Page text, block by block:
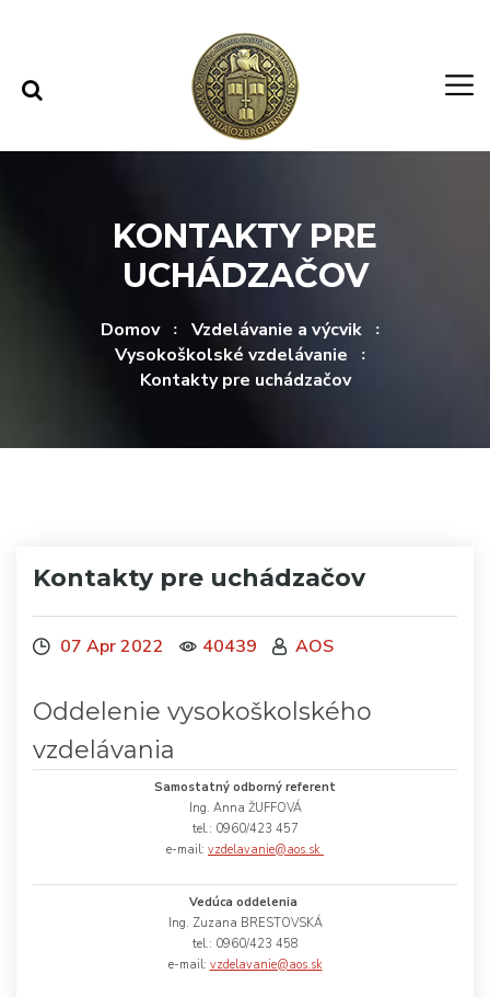
KONTAKTY PRE
UCHÁDZAČOV
Domov
Vzdelávanie a výcvik
Vysokoškolské vzdelávanie
Kontakty pre uchádzačov
Kontakty pre uchádzačov
07 Apr 2022 40439 AOS
Oddelenie vysokoškolského
vzdelávania
Samostatný odborný referent
Ing. Anna ŽUFFOVÁ
tel.: 0960/423 457
e-mail: vzdelavanie@aos.sk
Vedúca oddelenia
Ing. Zuzana BRESTOVSKÁ
tel.: 0960/423 458
e-mail: vzdelavanie@aos.sk